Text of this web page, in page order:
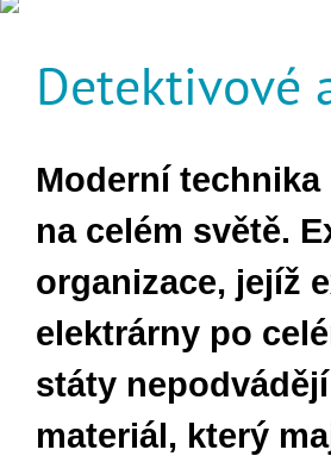
Detektivové
Moderní
na celém světě.
organizace, jejíž
elektrárny po
státy
materiál, který